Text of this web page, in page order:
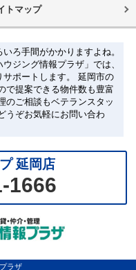
トマップ
ろ手間がかかりますよね。
ジング情報プラザ」では、
ポートします。 延岡市の
で提案できる物件数も豊富
のご相談もベテランスタッ
うぞお気軽にお問い合わ
延岡店
1666
ラザ